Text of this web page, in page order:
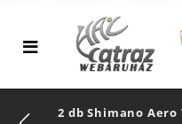
2 db Shimano